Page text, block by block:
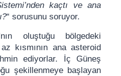
kaçtı ve ana
“ sorusunu soruyor.
oluştuğu bölgedeki
kısmının ana asteroid
ediyorlar. İç Güneş
şekillenmeye başlayan